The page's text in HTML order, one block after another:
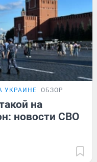
УКРАИНЕ ОБЗОР
на
новости СВО